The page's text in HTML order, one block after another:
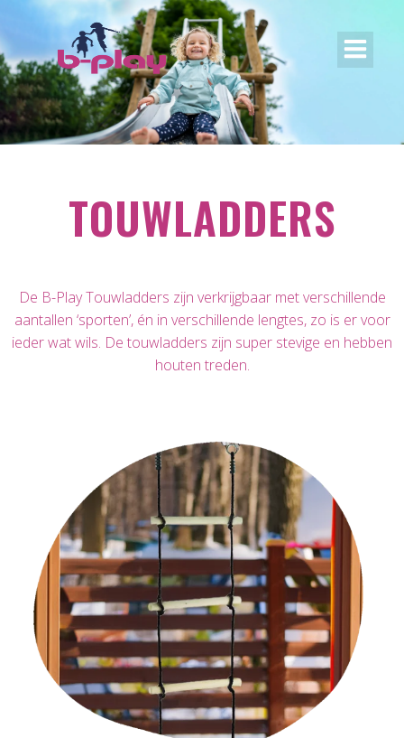
TOUWLADDERS
De B-Play Touwladders zijn verkrijgbaar met verschillende
aantallen ‘sporten’, én in verschillende lengtes, zo is er voor
ieder wat wils. De touwladders zijn super stevige en hebben
houten treden.